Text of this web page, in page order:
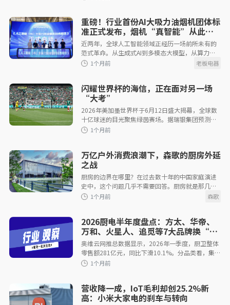
1个月前
1个月前
重磅！行业首份AI大吸力油烟机团体标
准正式发布，烟机“真智能”从此有
据可依
近两年，全球人工智能领域正经历一场前所未有的
范式革命。从生成式AI到多模态大模型，从算力基
础设施普惠化到端侧智能加速落地，DeepSeek等国
闪耀世界杯的海信，正在面对另一场
“大考”
2026年美加墨世界杯于6月12日盛大揭幕，全球数
十亿球迷的目光聚焦绿茵赛场。据瑞银集团预测，
本届赛事全球观众将超过60亿人，约占全球人口的
万亿户外消费浪潮下，森歌的厨房外延
之战
厨房的边界在哪里？在过去数十年的中国家庭演进
史中，这个问题几乎不需要回答。厨房就是那几平
米、被墙体和移门圈定的功能性空间，是油烟、水
2026厨电半年度盘点：方太、华帝、
万和、火星人、追觅等7大品牌换“新
代言”，背后藏着什么野心？
奥维云网推总数据显示，2026年一季度，厨卫整体
零售额281亿元，同比下滑10.1%。分品类看，集成
灶跌幅高达27.4%，油烟机、燃气灶分别下滑
营收降一成，IoT毛利却创25.2%新
高：小米大家电的刹车与转向